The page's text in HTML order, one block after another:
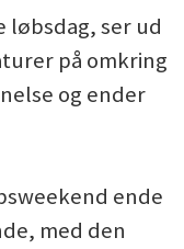
løbsdag, ser ud
på omkring
og ender
ende
med den